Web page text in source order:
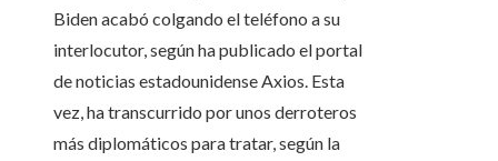
Biden acabó colgando el teléfono a su
interlocutor, según ha publicado el portal
de noticias estadounidense Axios. Esta
vez, ha transcurrido por unos derroteros
más diplomáticos para tratar, según la